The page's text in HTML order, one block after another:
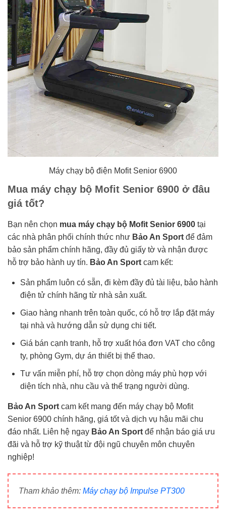
Máy chạy bộ điện Mofit Senior 6900
Mua máy chạy bộ Mofit Senior 6900 ở đâu
giá tốt?
Bạn nên chọn mua máy chạy bộ Mofit Senior 6900 tại
các nhà phân phối chính thức như Bảo An Sport để đảm
bảo sản phẩm chính hãng, đầy đủ giấy tờ và nhận được
hỗ trợ bảo hành uy tín. Bảo An Sport cam kết:
Sản phẩm luôn có sẵn, đi kèm đầy đủ tài liệu, bảo hành
điện tử chính hãng từ nhà sản xuất.
Giao hàng nhanh trên toàn quốc, có hỗ trợ lắp đặt máy
tại nhà và hướng dẫn sử dụng chi tiết.
Giá bán cạnh tranh, hỗ trợ xuất hóa đơn VAT cho công
ty, phòng Gym, dự án thiết bị thể thao.
Tư vấn miễn phí, hỗ trợ chọn dòng máy phù hợp với
diện tích nhà, nhu cầu và thể trạng người dùng.
Bảo An Sport cam kết mang đến máy chạy bộ Mofit
Senior 6900 chính hãng, giá tốt và dịch vụ hậu mãi chu
đáo nhất. Liên hệ ngay Bảo An Sport để nhận báo giá ưu
đãi và hỗ trợ kỹ thuật từ đội ngũ chuyên môn chuyên
nghiệp!
Tham khảo thêm: Máy chạy bộ Impulse PT300